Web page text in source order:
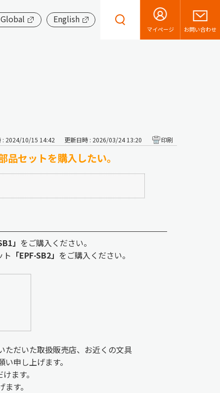
Global English
マイページ お問い合わせ
: 2024/10/15 14:42 更新日時 : 2026/03/24 13:20 印刷
セットを購入したい。
」 をご購入ください。
ト 「EPF-SB2」 をご購入ください。
ただいた取扱販売店、お近くの文具
申し上げます。
ます。
す。